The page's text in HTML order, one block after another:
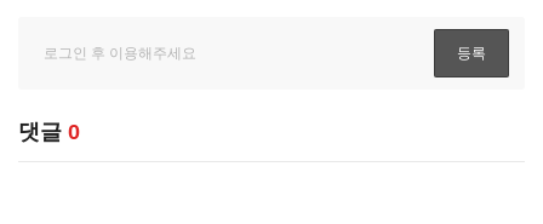
댓글 0